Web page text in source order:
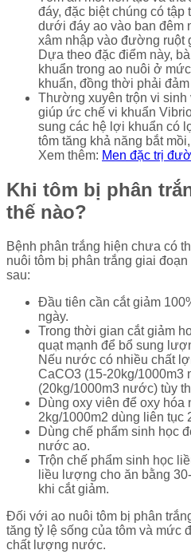
đáy, đặc biệt chúng có
dưới đáy ao vào ban đêm
xâm nhập vào đường ruột
Dựa theo đặc điểm này,
khuẩn trong ao nuôi ở
khuẩn, đồng thời phải
Thường xuyên trộn vi sinh
giúp ức chế vi khuẩn
sung các hệ lợi khuẩn có
tôm tăng khả năng bắt
Xem thêm: Men đặc trị
Khi tôm bị phân
thế nào?
Bệnh phân trắng hiện chưa có
nuôi tôm bị phân trắng giai
sau:
Đầu tiên cần cắt giảm
ngày.
Trong thời gian cắt giảm
quạt mạnh để bổ sung
Nếu nước có nhiều chất
CaCO3 (15-20kg/1000m3
(20kg/1000m3 nước) tùy
Dùng oxy viên để oxy hóa
2kg/1000m2 dùng liên tục
Dùng chế phẩm sinh học
nước ao.
Trộn chế phẩm sinh học
liều lượng cho ăn bằng
khi cắt giảm.
Đối với ao nuôi tôm bị phân
tăng tỷ lệ sống của tôm và mức
chất lượng nước.